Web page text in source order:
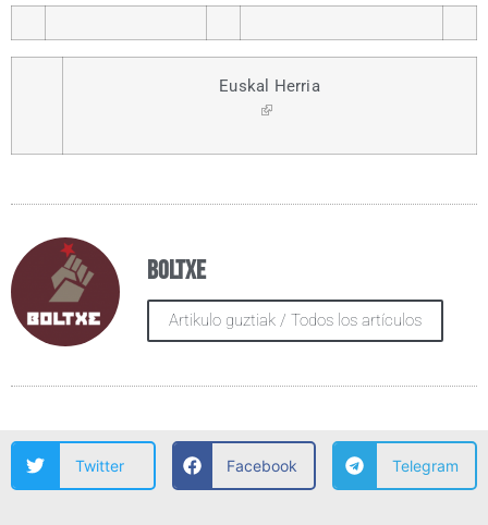
Eus­kal Herria
Boltxe
Artikulo guztiak / Todos los artículos
Twitter Facebook Telegram